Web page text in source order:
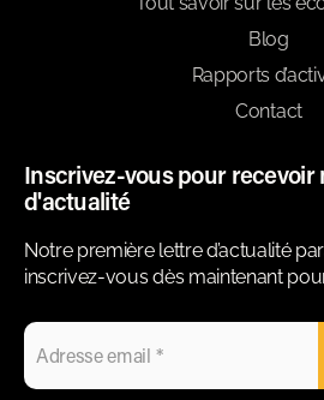
Blog
Rapports
Contact
Inscrivez-vous pour recevoir
d'actualité
Notre première lettre d’actualité
inscrivez-vous dès maintenant